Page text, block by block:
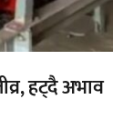
हट्दै अभाव